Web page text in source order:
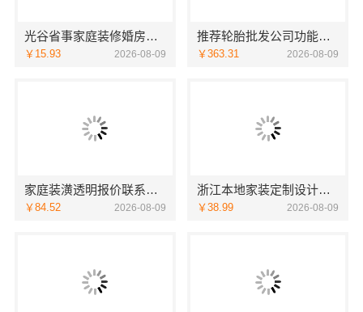
光谷省事家庭装修婚房，本地快装（湖北）科技有限公司一站式整装服务
￥15.93 2026-08-09
推荐轮胎批发公司功能湖北省腾冠畅实业贸易有限公司
￥363.31 2026-08-09
家庭装潢透明报价联系电话-嘉兴美居乐建材科技有限公司
￥84.52 2026-08-09
浙江本地家装定制设计大概报价，浙江乐享新材料有限公司
￥38.99 2026-08-09